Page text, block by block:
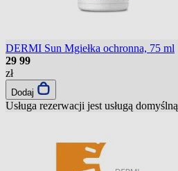
DERMI Sun Mgiełka ochronna, 75 ml
29 99
zł
Dodaj
Usługa rezerwacji jest usługą domyślną